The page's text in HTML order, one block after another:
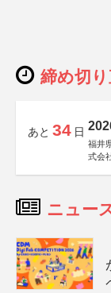
締め切
あと 34 日
福井
式会
ニュー